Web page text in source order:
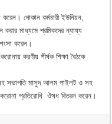
দোকান কর্মচারী ইউনিয়ন,
করার মাধ্যমে শ্রমিকদের ন্যায্য
করেন।
করণীয় শীর্ষক শিক্ষা বৈঠকে
সহ সভাপতি মাসুদ আলম পাইলট ও সহ
প্রতিরোধি ঔষধ বিতরন করেন।